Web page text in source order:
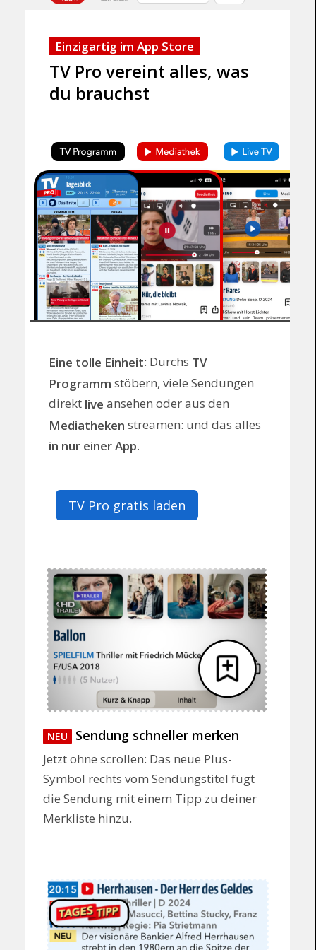
Einzigartig im App Store
TV Pro vereint alles, was
du brauchst
Eine tolle Einheit: Durchs TV
Programm stöbern, viele Sendungen
direkt live ansehen oder aus den
Mediatheken streamen: und das alles
in nur einer App.
TV Pro gratis laden
NEU Sendung schneller merken
Jetzt ohne scrollen: Das neue Plus-
Symbol rechts vom Sendungstitel fügt
die Sendung mit einem Tipp zu deiner
Merkliste hinzu.